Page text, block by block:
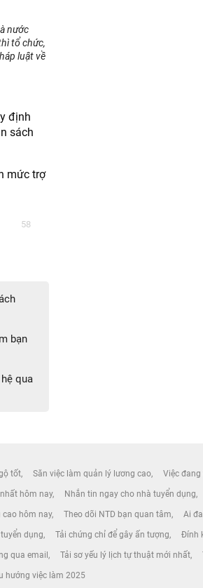
nước
tổ chức,
luật về
định
sách
mức trợ
58
bạn
qua
tốt Săn việc làm quản lý lương cao Việc
hôm nay Nhắn tin ngay cho nhà tuyển dụng
cao hôm nay Theo dõi NTD bạn quan tâm Ai
dụng Tải chứng chỉ để gây ấn tượng Đính
qua email Tải sơ yếu lý lịch tự thuật mới nhất
hướng việc làm 2025